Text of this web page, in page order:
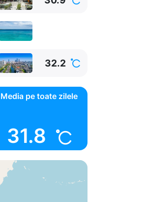
32.2
Media pe toate zilele
31.8